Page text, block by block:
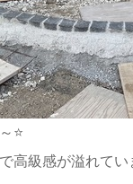
⭐
高級感が溢れてい